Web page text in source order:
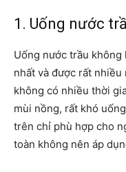
1. Uống nước
Uống nước trầu không
nhất và được rất
không có nhiều thời
mùi nồng, rất khó
trên chỉ phù hợp cho
toàn không nên áp